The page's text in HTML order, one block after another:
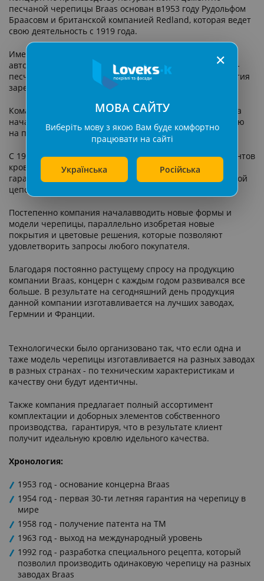
песчаной черепицы Braas основан в1953 году Рудольфом
Браасовм и британской компанией Redland, которая ведет
свою деятельность с 1919 года.
Именно в 1953 году в Германии был построен первый
автоматизированный завод по производству цементно-
песчаной черепицы, которая в последующие десятилетия
зарекомендовала себя лучшей во всем мире.
Комания Braas стала первойв мире, которая с 1955 года
начала предоставлять клиентам официальную гарантию
на продукцию в 30 лет.
С 1969 года Braasзапускает производство всех компонентов
кровельной системы,что позволяет контролировать и
гарантировать качество на всех стадиях технологической
цепочки.
Постепенно компания началавводить новые формы и
модели черепицы, параллельно изобретая новые
покрытия и цветовые решения, которые позволяют
удовлетворить запросы любого покупателя.
Благодаря постоянно растущему спросу на продукцию
компании Braas, концерн с каждым годом развивался все
больше. В результате на сегодняшний день продукция
данной компании изготавливается на лучших заводах,
Гермнии и Франции.
Технологически было организовано так, что если одна и
таже модель черепицы изготавливается на разных заводах
в разных странах - по техническим характеристикам и
качеству они будут идентичны.
Также компания предлагает полный ассортимент
комплектации и доборных элементов собственного
производства, гарантируя, что в результате клиент
получит идеальную кровлю идельного качества.
Хронология:
1953 год - основание концерна Braas
1954 год - первая 30-ти летняя гарантия на черепицу в
мире
1958 год - получение патента на ТМ
1963 год - выход на международный уровень
1992 год - разработка специального рецепта, который
позволил производить одинаковую черепицу на разных
заводах Braas
✕
МОВА САЙТУ
Виберіть мову з якою Вам буде комфортно
працювати на сайті
Українська Російська